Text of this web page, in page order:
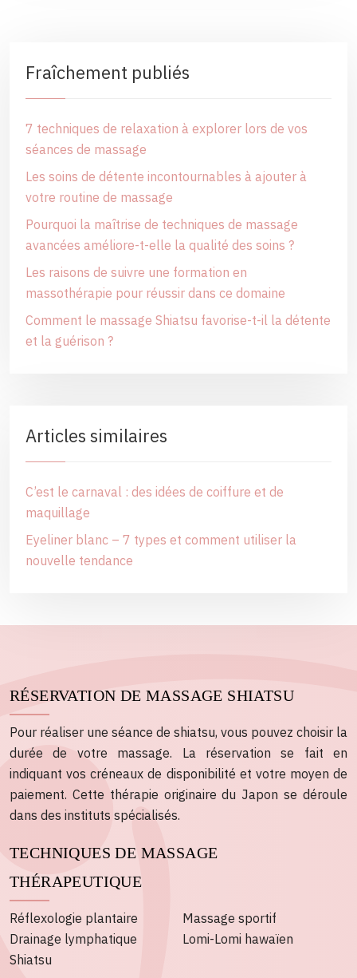
Fraîchement publiés
7 techniques de relaxation à explorer lors de vos
séances de massage
Les soins de détente incontournables à ajouter à
votre routine de massage
Pourquoi la maîtrise de techniques de massage
avancées améliore-t-elle la qualité des soins ?
Les raisons de suivre une formation en
massothérapie pour réussir dans ce domaine
Comment le massage Shiatsu favorise-t-il la détente
et la guérison ?
Articles similaires
C’est le carnaval : des idées de coiffure et de
maquillage
Eyeliner blanc – 7 types et comment utiliser la
nouvelle tendance
RÉSERVATION DE MASSAGE SHIATSU
Pour réaliser une séance de shiatsu, vous pouvez choisir la
durée de votre massage. La réservation se fait en
indiquant vos créneaux de disponibilité et votre moyen de
paiement. Cette thérapie originaire du Japon se déroule
dans des instituts spécialisés.
TECHNIQUES DE MASSAGE
THÉRAPEUTIQUE
Réflexologie plantaire
Drainage lymphatique
Shiatsu
Massage sportif
Lomi-Lomi hawaïen